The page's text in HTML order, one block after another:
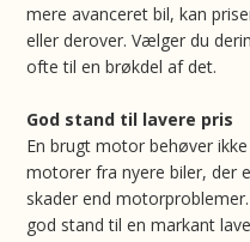
mere avanceret bil, kan
eller derover. Vælger du
ofte til en brøkdel af det.
God stand til lavere pris
En brugt motor behøver
motorer fra nyere biler, der
skader end
god stand til en markant